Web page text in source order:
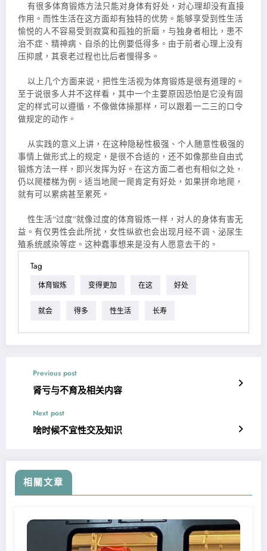
有很多体育锻炼方法只能对身体有好处，对心理却没有直接
作用。而性生活在这方面却有独特的优势。能够享受到性生活
愉悦的人不容易受到寂寞和孤独的折磨，与独身者相比，患不
治不症、精神病、自杀的比例要低得多。由于前者心理上没有
压抑感，其衰老过程也比后者慢得多。
以上几个方面来说，把性生活视为体育锻炼是很有道理的。
至于说很多人并不这样看，其中一个主要原因恐怕是它没有固
定的样式可以遵循，不像做体操那样，可以跟着一二三的口令
做规定的动作。
从实践的意义上讲，在这种隐秘性极强、个人随意性极强的
事情上做形式上的规定，是很不合适的，还不如像那些自由式
锻炼方法一样，即兴发挥为好。在这方面二者也有相似之处，
仍以爬楼梯为例。适当地爬一爬肯定有好处，如果拼命地爬，
就有可以累病甚至累死。
性生活“过度”就像过度的体育锻炼一样，对人的身体有害无
益。有仅男性会此所扰，女性纵欲也会出现月经不调、泌尿生
殖系统感染等症。这种蠢事想来是没有人愿意去干的。
Tag
体育锻炼 变得更加 在这 好处
就会 得多 性生活 长寿
Previous post
肾亏与不育及相关内容
Next post
啥时候不宜性交及知识
相關文章